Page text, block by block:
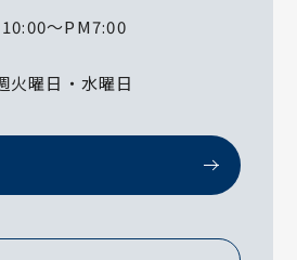
～PM7:00
火曜日・水曜日